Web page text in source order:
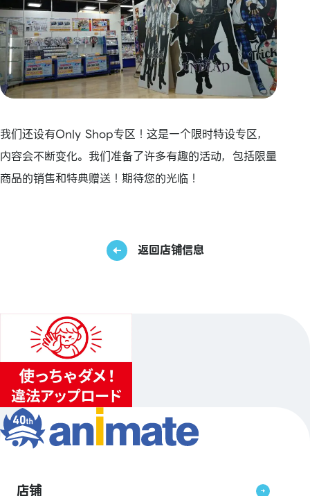
我们还设有Only Shop专区！这是一个限时特设专区，
内容会不断变化。我们准备了许多有趣的活动，包括限量
商品的销售和特典赠送！期待您的光临！
返回店铺信息
店铺